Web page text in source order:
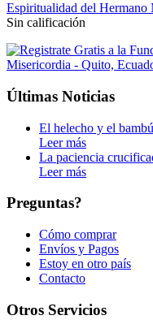
Espiritualidad del Hermano
Sin calificación
Últimas Noticias
El helecho y el
Leer más
La paciencia
Leer más
Preguntas?
Cómo comprar
Envíos y Pagos
Estoy en otro país
Contacto
Otros Servicios